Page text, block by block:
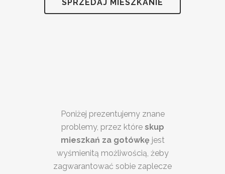
SPRZEDAJ MIESZKANIE
Poniżej prezentujemy znane
problemy, przez które skup
mieszkań za gotówkęjest
wyśmienitą możliwością, żeby
zagwarantować sobie zaplecze